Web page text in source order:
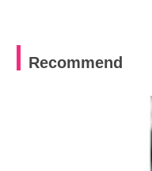
Recommend